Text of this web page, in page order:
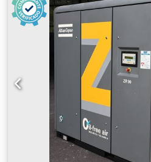
comprimido, El compresor
una máquina potente y fiable,
rendimiento óptimo en diversos
Este modelo de segunda mano,
kW, es capaz de funcionar a
que lo hace ideal para
presión constante y eficiencia
Atlas Copco, líder en la industria
comprimido, el GA37 es
diseño robusto. Gracias a su
garantiza un funcionamiento
asegura una producción de aire